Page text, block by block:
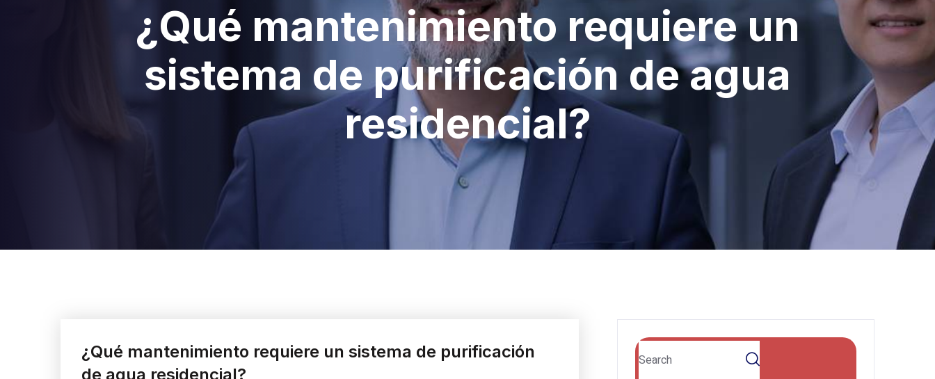
¿Qué mantenimiento requiere un
sistema de purificación de agua
residencial?
¿Qué mantenimiento requiere un sistema de purificación
de agua residencial?